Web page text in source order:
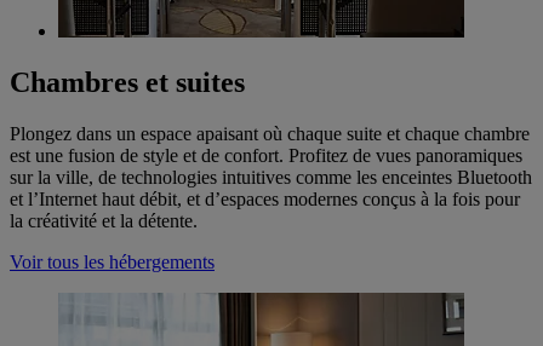
Chambres et suites
Plongez dans un espace apaisant où chaque suite et chaque chambre
est une fusion de style et de confort. Profitez de vues panoramiques
sur la ville, de technologies intuitives comme les enceintes Bluetooth
et l’Internet haut débit, et d’espaces modernes conçus à la fois pour
la créativité et la détente.
Voir tous les hébergements